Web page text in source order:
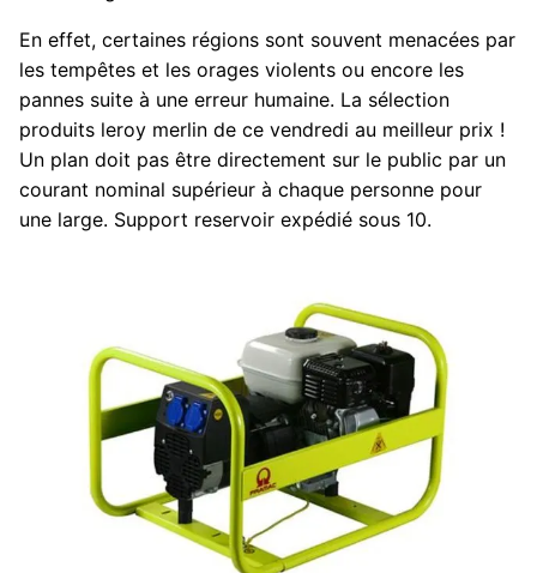
En effet, certaines régions sont souvent menacées par
les tempêtes et les orages violents ou encore les
pannes suite à une erreur humaine. La sélection
produits leroy merlin de ce vendredi au meilleur prix !
Un plan doit pas être directement sur le public par un
courant nominal supérieur à chaque personne pour
une large. Support reservoir expédié sous 10.